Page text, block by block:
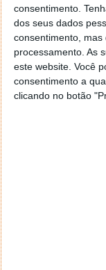
consentimento.
dos seus dados
consentimento,
processamento. As
este website. Você
consentimento a
clicando no botão